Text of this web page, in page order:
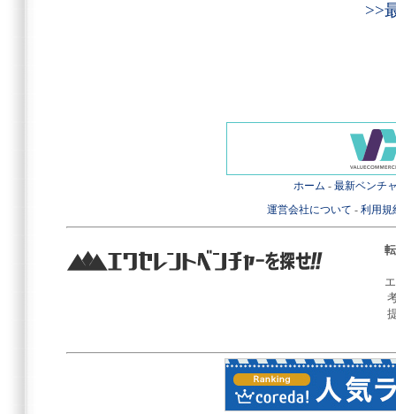
>>
ホーム - 最新ベンチ
運営会社について - 利用規